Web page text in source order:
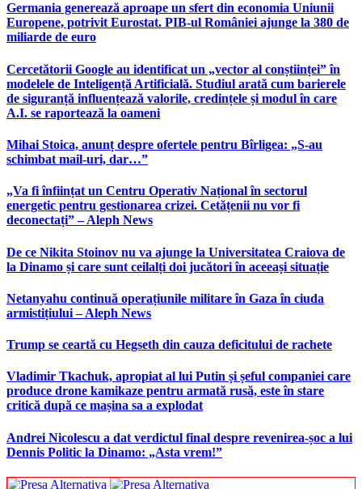
Germania generează aproape un sfert din economia Uniunii
Europene, potrivit Eurostat. PIB-ul României ajunge la 380 de
miliarde de euro
Cercetătorii Google au identificat un „vector al conștiinței” în
modelele de Inteligență Artificială. Studiul arată cum barierele
de siguranță influențează valorile, credințele și modul în care
A.I. se raportează la oameni
Mihai Stoica, anunț despre ofertele pentru Bîrligea: „S-au
schimbat mail-uri, dar…”
„Va fi înființat un Centru Operativ Național în sectorul
energetic pentru gestionarea crizei. Cetățenii nu vor fi
deconectați” – Aleph News
De ce Nikita Stoinov nu va ajunge la Universitatea Craiova de
la Dinamo și care sunt ceilalți doi jucători în aceeași situație
Netanyahu continuă operațiunile militare în Gaza în ciuda
armistițiului – Aleph News
Trump se ceartă cu Hegseth din cauza deficitului de rachete
Vladimir Tkachuk, apropiat al lui Putin și șeful companiei care
produce drone kamikaze pentru armată rusă, este în stare
critică după ce mașina sa a explodat
Andrei Nicolescu a dat verdictul final despre revenirea-șoc a lui
Dennis Politic la Dinamo: „Asta vrem!”